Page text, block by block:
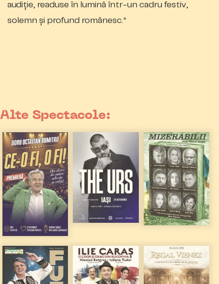
audiție, readuse în lumină într-un cadru festiv,
solemn și profund românesc.*
Alte Spectacole: